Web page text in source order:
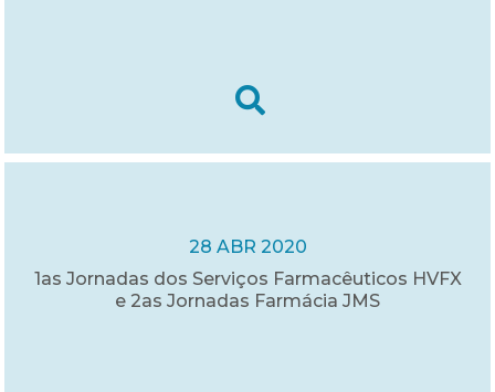
28 ABR 2020
1as Jornadas dos Serviços Farmacêuticos HVFX
e 2as Jornadas Farmácia JMS